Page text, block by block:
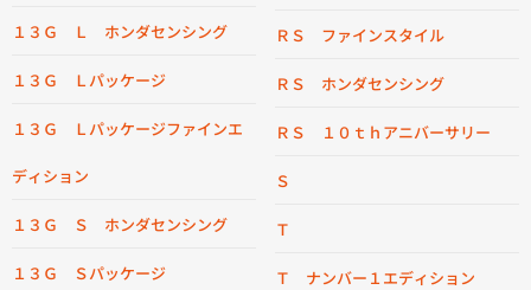
１３Ｇ Ｌ ホンダセンシング
１３Ｇ Ｌパッケージ
１３Ｇ Ｌパッケージファインエ
ディション
１３Ｇ Ｓ ホンダセンシング
１３Ｇ Ｓパッケージ
ＲＳ ファインスタイル
ＲＳ ホンダセンシング
ＲＳ １０ｔｈアニバーサリー
Ｓ
Ｔ
Ｔ ナンバー１エディション